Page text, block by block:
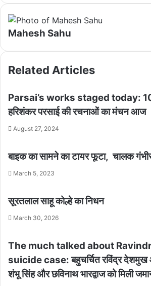
Mahesh Sahu
Related Articles
Parsai’s works staged today:
हरिशंकर परसाई की रचनाओं का मंचन आज
August 27, 2024
बाइक का सामने का टायर फूटा, चालक
March 5, 2023
सूरतलाल साहू कोल्हे का निधन
March 30, 2026
The much talked about
suicide case: बहुचर्चित रविंद्र देशमुख
शंभू सिंह और छविनाथ भारद्वाज को मिली